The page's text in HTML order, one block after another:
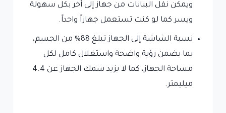
ويمكن نقل البيانات من جهاز إلى أخر بكل سهولة
ويسر كما لو كنت تستعمل جهازاً واحداً.
نسبة الشاشة إلى الجهاز تبلغ 88% من الجسم،
بما يضمن رؤية واضحة واستغلال كامل لكل
مساحة الجهاز، كما لا يزيد سمك الجهاز عن 4.4
ميليمتر.